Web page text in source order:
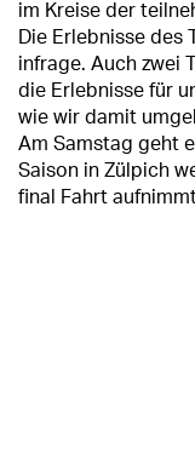
im Kreise der
Die Erlebnisse
infrage. Auch zwei
die Erlebnisse für
wie wir damit
Am Samstag geht
Saison in Zülpich
final Fahrt